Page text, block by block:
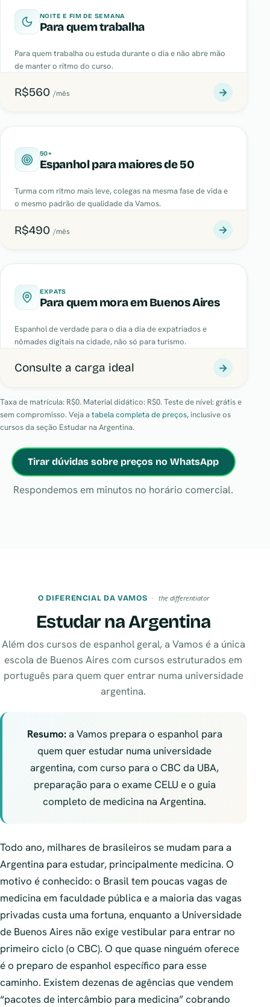
NOITE E FIM DE SEMANA
Para quem trabalha
Para quem trabalha ou estuda durante o dia e não abre mão
de manter o ritmo do curso.
R$560 /mês →
50+
Espanhol para maiores de 50
Turma com ritmo mais leve, colegas na mesma fase de vida e
o mesmo padrão de qualidade da Vamos.
R$490 /mês →
EXPATS
Para quem mora em Buenos Aires
Espanhol de verdade para o dia a dia de expatriados e
nômades digitais na cidade, não só para turismo.
Consulte a carga ideal →
Taxa de matrícula: R$0. Material didático: R$0. Teste de nível: grátis e
sem compromisso. Veja atabela completa de preços, inclusive os
cursos da seção Estudar na Argentina.
Tirar dúvidas sobre preços no WhatsApp
Respondemos em minutos no horário comercial.
O DIFERENCIAL DA VAMOS the differentiator
Estudar na Argentina
Além dos cursos de espanhol geral, a Vamos é a única
escola de Buenos Aires com cursos estruturados em
português para quem quer entrar numa universidade
argentina.
Resumo:a Vamos prepara o espanhol para
quem quer estudar numa universidade
argentina, com curso para o CBC da UBA,
preparação para o exame CELU e o guia
completo de medicina na Argentina.
Todo ano, milhares de brasileiros se mudam para a
Argentina para estudar, principalmente medicina. O
motivo é conhecido: o Brasil tem poucas vagas de
medicina em faculdade pública e a maioria das vagas
privadas custa uma fortuna, enquanto a Universidade
de Buenos Aires não exige vestibular para entrar no
primeiro ciclo (o CBC). O que quase ninguém oferece
é o preparo de espanhol específico para esse
caminho. Existem dezenas de agências que vendem
“pacotes de intercâmbio para medicina” cobrando